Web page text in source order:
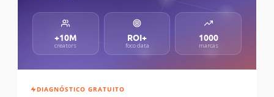
+10M
creators
ROI+
foco data
1000
marcas
DIAGNÓSTICO GRATUITO